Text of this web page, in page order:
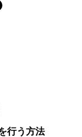
行う方法